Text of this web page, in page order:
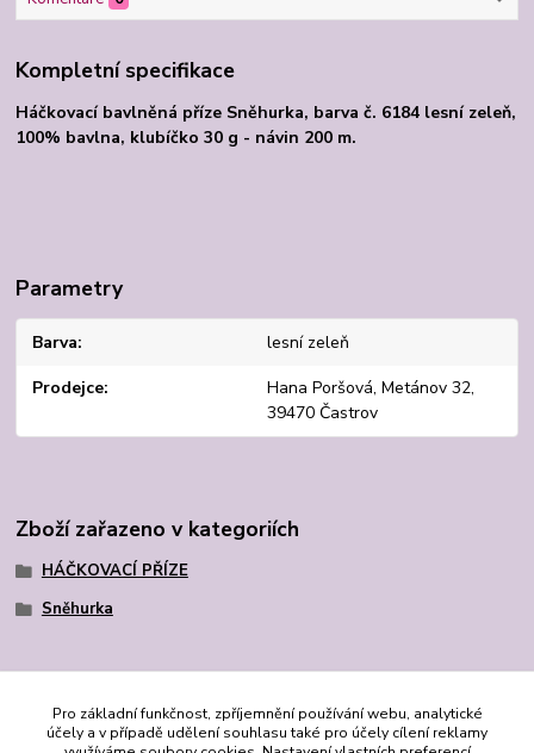
Kompletní specifikace
Háčkovací bavlněná příze Sněhurka, barva č. 6184 lesní zeleň,
100% bavlna, klubíčko 30 g - návin 200 m.
Parametry
Barva lesní zeleň
Prodejce
Hana Poršová, Metánov 32,
39470 Častrov
Zboží zařazeno v kategoriích
HÁČKOVACÍ PŘÍZE
Sněhurka
Pro základní funkčnost, zpříjemnění používání webu, analytické
účely a v případě udělení souhlasu také pro účely cílení reklamy